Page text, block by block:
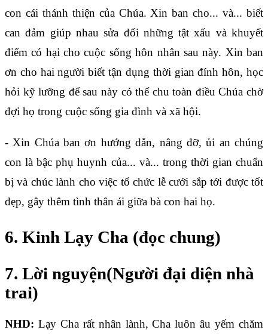
con cái thánh thiện của Chúa. Xin ban cho... và... biết
can đảm giúp nhau sửa đổi những tật xấu và khuyết
điểm có hại cho cuộc sống hôn nhân sau này. Xin ban
ơn cho hai người biết tận dụng thời gian đính hôn, học
hỏi kỹ lưỡng để sau này có thể chu toàn điều Chúa chờ
đợi họ trong cuộc sống gia đình và xã hội.
- Xin Chúa ban ơn hướng dẫn, nâng đỡ, ủi an chúng
con là bậc phụ huynh của... và... trong thời gian chuẩn
bị và chúc lành cho việc tổ chức lễ cưới sắp tới được tốt
đẹp, gây thêm tình thân ái giữa bà con hai họ.
6. Kinh Lạy Cha (đọc chung)
7. Lời nguyện(Người đại diện nhà
trai)
NHD: Lạy Cha rất nhân lành, Cha luôn âu yếm chăm